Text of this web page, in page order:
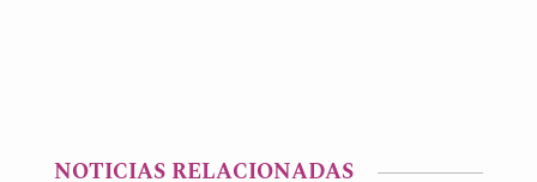
NOTICIAS RELACIONADAS